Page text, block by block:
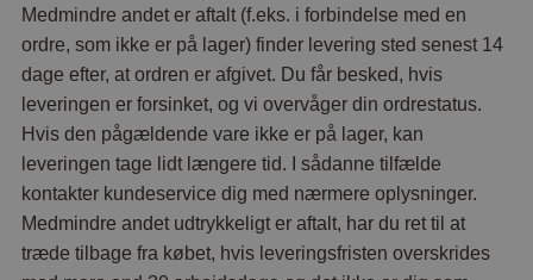
Medmindre andet er aftalt (f.eks. i forbindelse med en
ordre, som ikke er på lager) finder levering sted senest 14
dage efter, at ordren er afgivet. Du får besked, hvis
leveringen er forsinket, og vi overvåger din ordrestatus.
Hvis den pågældende vare ikke er på lager, kan
leveringen tage lidt længere tid. I sådanne tilfælde
kontakter kundeservice dig med nærmere oplysninger.
Medmindre andet udtrykkeligt er aftalt, har du ret til at
træde tilbage fra købet, hvis leveringsfristen overskrides